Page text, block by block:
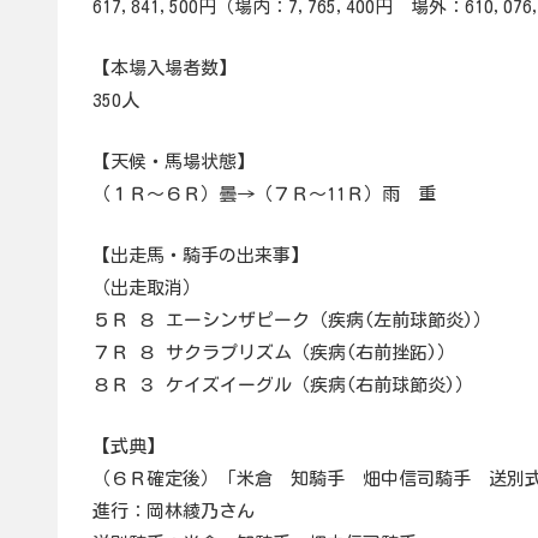
617,841,500円（場内：7,765,400円 場外：
【本場入場者数】
350人
【天候・馬場状態】
（１Ｒ～６Ｒ）曇→（７Ｒ～11Ｒ）雨 重
【出走馬・騎手の出来事】
（出走取消）
５Ｒ ８ エーシンザピーク（疾病(左前球節炎)）
７Ｒ ８ サクラプリズム（疾病(右前挫跖)）
８Ｒ ３ ケイズイーグル（疾病(右前球節炎)）
【式典】
（６Ｒ確定後）「米倉 知騎手 畑中信司騎手 送別式
進行：岡林綾乃さん